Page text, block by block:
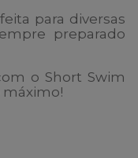
para diversas
preparado
o Short Swim